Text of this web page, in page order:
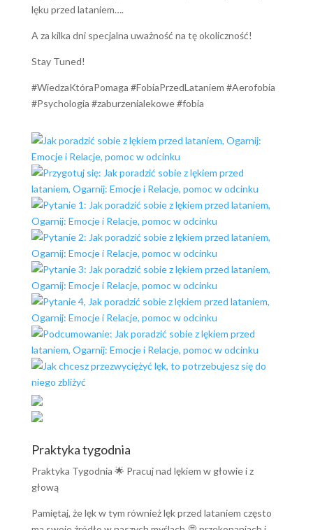
lęku przed lataniem….
A za kilka dni specjalna uważność na tę okoliczność!
Stay Tuned!
#WiedzaKtóraPomaga #FobiaPrzedLataniem #Aerofobia
#Psychologia #zaburzenialekowe #fobia
Praktyka tygodnia
Praktyka Tygodnia 🌟 Pracuj nad lękiem w głowie i z
głową
Pamiętaj, że lęk w tym również lęk przed lataniem często